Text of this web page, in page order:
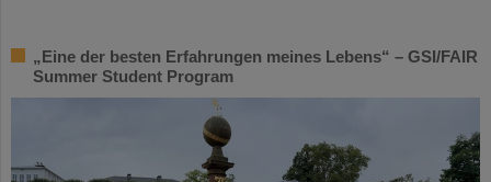
„Eine der besten Erfahrungen meines Lebens“ – GSI/FAIR
Summer Student Program